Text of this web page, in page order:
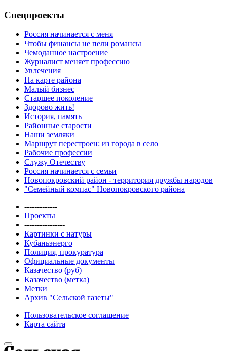
Спецпроекты
Россия начинается с меня
Чтобы финансы не пели романсы
Чемоданное настроение
Журналист меняет профессию
Увлечения
На карте района
Малый бизнес
Старшее поколение
Здорово жить!
История, память
Районные старости
Наши земляки
Маршрут перестроен: из города в село
Рабочие профессии
Служу Отечеству
Россия начинается с семьи
Новопокровский район - территория дружбы народов
"Семейный компас" Новопокровского района
-------------
Проекты
----------------
Картинки с натуры
Кубаньэнерго
Полиция, прокуратура
Официальные документы
Казачество (руб)
Казачество (метка)
Метки
Архив "Сельской газеты"
Пользовательское соглашение
Карта сайта